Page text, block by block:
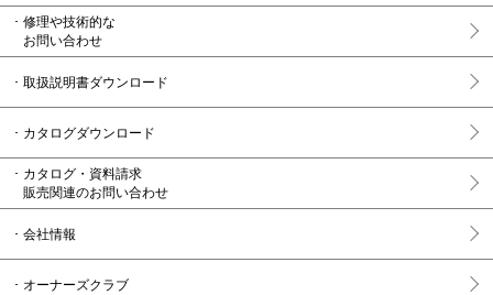
修理や技術的な
お問い合わせ
取扱説明書ダウンロード
カタログダウンロード
カタログ・資料請求
販売関連のお問い合わせ
会社情報
オーナーズクラブ